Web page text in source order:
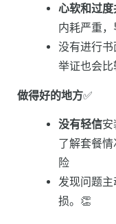
心软和过度
内耗严重
没有进行
举证也会
做得好的地方✅
没有轻信
了解套餐
险
发现问题
损。👏